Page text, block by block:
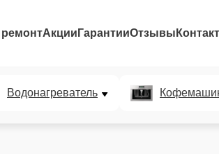
Акции ГарантииОтзывы
Водонагреватель